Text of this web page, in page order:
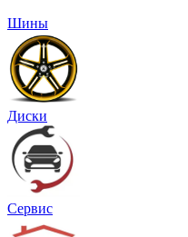
Шины
Диски
Сервис